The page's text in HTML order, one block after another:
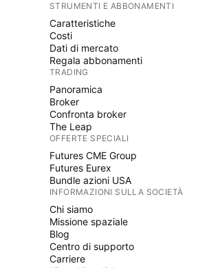
STRUMENTI E ABBONAMENTI
Caratteristiche
Costi
Dati di mercato
Regala abbonamenti
TRADING
Panoramica
Broker
Confronta broker
The Leap
OFFERTE SPECIALI
Futures CME Group
Futures Eurex
Bundle azioni USA
INFORMAZIONI SULLA SOCIETÀ
Chi siamo
Missione spaziale
Blog
Centro di supporto
Carriere